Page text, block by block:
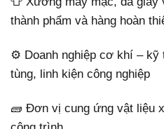
thành phẩm và hàng hoàn
⚙️ Doanh nghiệp cơ khí – kỹ
tùng, linh kiện công nghiệp
🧱 Đơn vị cung ứng vật liệu